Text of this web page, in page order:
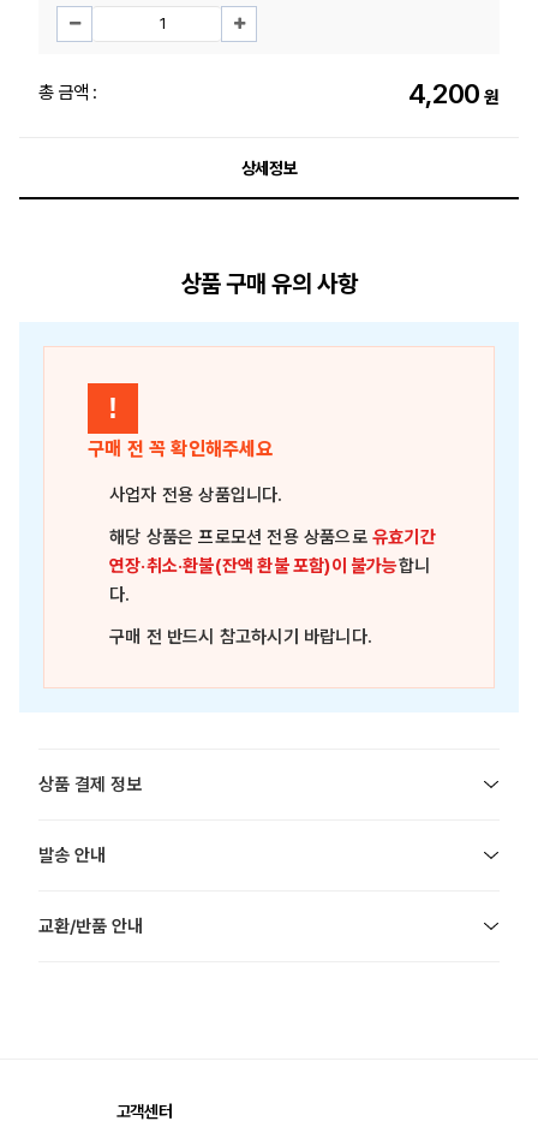
총 금액 : 4,200 원
상세정보
상품 구매 유의 사항
!
구매 전 꼭 확인해주세요
사업자 전용 상품입니다.
해당 상품은프로모션 전용 상품으로유효기간
연장·취소·환불(잔액 환불 포함)이 불가능합니
다.
구매 전 반드시 참고하시기 바랍니다.
상품 결제 정보
발송 안내
교환/반품 안내
고객센터